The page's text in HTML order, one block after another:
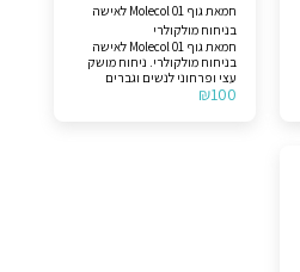
חמאת גוף Molecol 01 לאישה
בניחוח מולקולרי
חמאת גוף Molecol 01 לאישה
בניחוח מולקולרי. ניחוח מושק
עצי ופרחוני לנשים וגברים
(יוניסקס). מרכיביו הם איסו אי
₪100